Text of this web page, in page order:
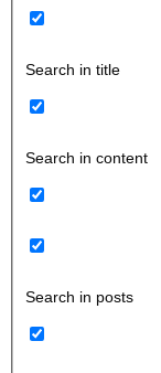
Search in title
Search in content
Search in posts